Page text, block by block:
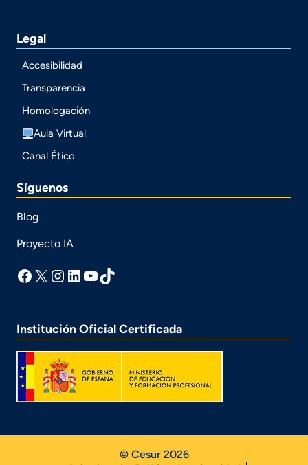
Legal
Accesibilidad
Transparencia
Homologación
Aula Virtual
Canal Ético
Síguenos
Blog
Proyecto IA
facebook
X Instagram
LinkedIn
YouTube
TikTok
Institución Oficial Certificada
© Cesur 2026